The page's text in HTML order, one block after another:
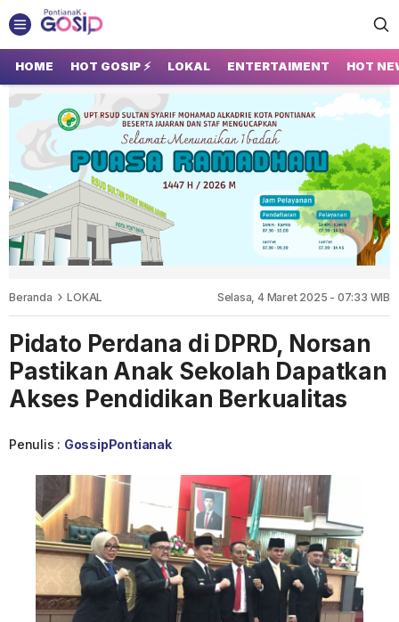
GOSIP PONTIANAK
Tempatnya Gosip Terupdate Pontianak
HOME HOT GOSIP ⚡ LOKAL ENTERTAIMENT HOT
Beranda LOKAL Selasa, 4 Maret 2025 - 07:33 WIB
Pidato Perdana di DPRD, Norsan
Pastikan Anak Sekolah Dapatkan
Akses Pendidikan Berkualitas
Penulis : GossipPontianak